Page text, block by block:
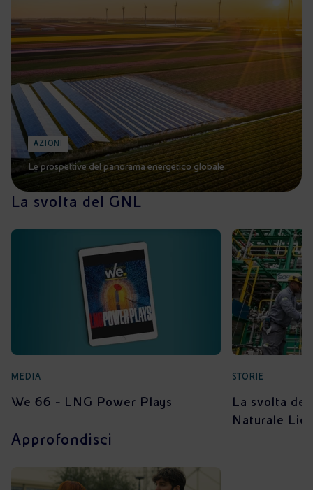
AZIONI
Le prospettive del panorama energetico globale
La svolta del GNL
MEDIA
We 66 - LNG Power Plays
STORIE
La svolta del
Naturale
Approfondisci